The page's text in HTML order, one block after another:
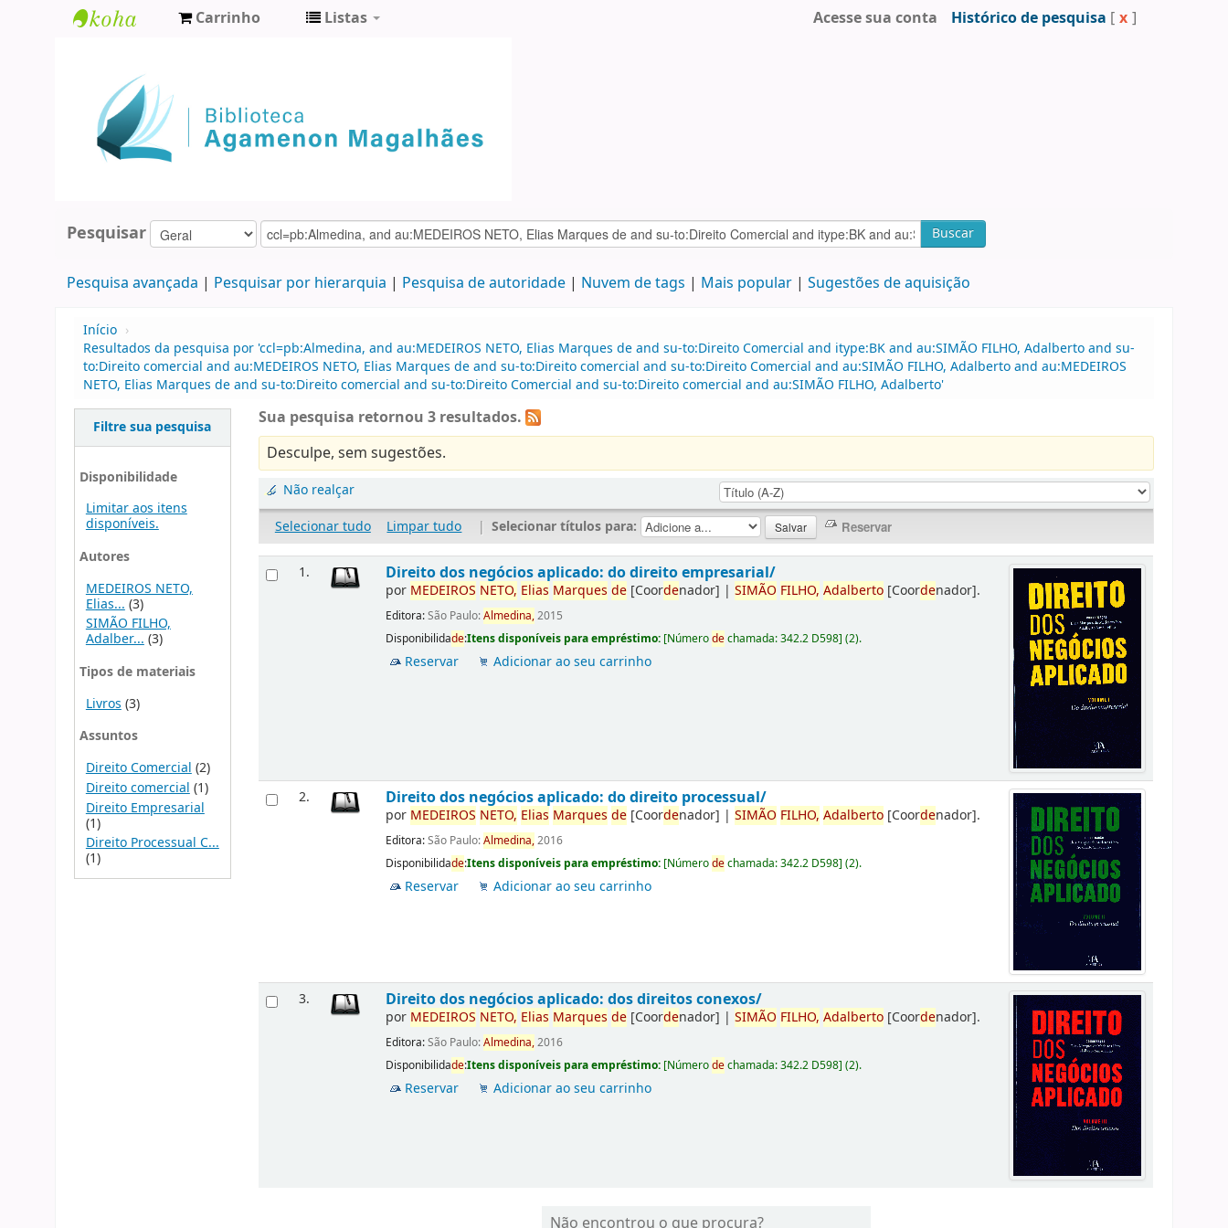
Agamenon
Magalhães
Carrinho Listas Acesse sua conta Histórico de pesquisa [ x ]
Pesquisar Buscar
Pesquisa avançada Pesquisar por hierarquia Pesquisa de autoridade Nuvem de tags Mais popular Sugestões de aquisição
Início ›
Resultados da pesquisa por 'ccl=pb:Almedina, and au:MEDEIROS NETO, Elias Marques de and su-to:Direito Comercial and itype:BK and au:SIMÃO FILHO, Adalberto and su-
to:Direito comercial and au:MEDEIROS NETO, Elias Marques de and su-to:Direito comercial and su-to:Direito Comercial and au:SIMÃO FILHO, Adalberto and au:MEDEIROS
NETO, Elias Marques de and su-to:Direito comercial and su-to:Direito Comercial and su-to:Direito comercial and au:SIMÃO FILHO, Adalberto'
Filtre sua pesquisa
Disponibilidade
Limitar aos itens
disponíveis.
Autores
MEDEIROS NETO,
Elias... (3)
SIMÃO FILHO,
Adalber...(3)
Tipos de materiais
Livros (3)
Assuntos
Direito Comercial (2)
Direito comercial (1)
Direito Empresarial
(1)
Direito Processual C...
(1)
Sua pesquisa retornou 3 resultados.
Desculpe, sem sugestões.
Não realçar
Selecionar tudo
Limpar tudo | Selecionar títulos para:
1. Direito dos negócios aplicado: do direito empresarial/
por MEDEIROS NETO, Elias Marques de [Coordenador] |SIMÃO FILHO, Adalberto [Coordenador].
Editora:São Paulo:Almedina,2015
Disponibilidade:Itens disponíveis para empréstimo: [Númerodechamada:342.2 D598](2).
Reservar Adicionar ao seu carrinho
2. Direito dos negócios aplicado: do direito processual/
por MEDEIROS NETO, Elias Marques de [Coordenador] |SIMÃO FILHO, Adalberto [Coordenador].
Editora:São Paulo:Almedina,2016
Disponibilidade:Itens disponíveis para empréstimo: [Númerodechamada:342.2 D598](2).
Reservar Adicionar ao seu carrinho
3. Direito dos negócios aplicado: dos direitos conexos/
por MEDEIROS NETO, Elias Marques de [Coordenador] |SIMÃO FILHO, Adalberto [Coordenador].
Editora:São Paulo:Almedina,2016
Disponibilidade:Itens disponíveis para empréstimo: [Númerodechamada:342.2 D598](2).
Reservar Adicionar ao seu carrinho